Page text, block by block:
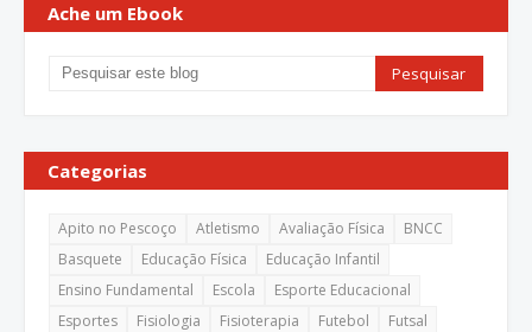
Ache um Ebook
Categorias
Apito no Pescoço Atletismo Avaliação Física
BNCC
Basquete
Educação Física
Educação Infantil
Ensino Fundamental
Escola
Esporte Educacional
Esportes
Fisiologia Fisioterapia Futebol
Futsal